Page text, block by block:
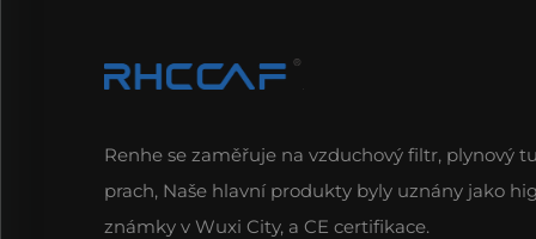
Renhe se zaměřuje na vzduchový filtr, plynový
prach, Naše hlavní produkty byly uznány jako
známky v Wuxi City, a CE certifikace.